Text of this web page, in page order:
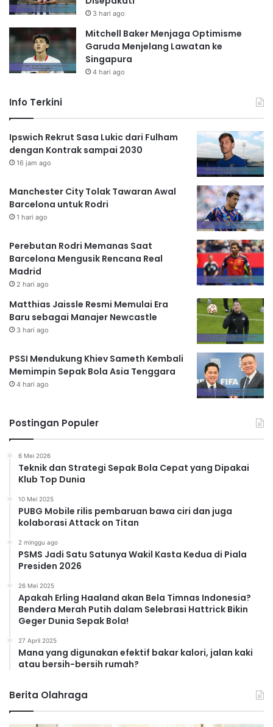
3 hari ago
Mitchell Baker Menjaga Optimisme
Garuda Menjelang Lawatan ke
Singapura
4 hari ago
Info Terkini
Ipswich Rekrut Sasa Lukic dari Fulham
dengan Kontrak sampai 2030
16 jam ago
Manchester City Tolak Tawaran Awal
Barcelona untuk Rodri
1 hari ago
Perebutan Rodri Memanas Saat
Barcelona Mengusik Rencana Real
Madrid
2 hari ago
Matthias Jaissle Resmi Memulai Era
Baru sebagai Manajer Newcastle
3 hari ago
PSSI Mendukung Khiev Sameth Kembali
Memimpin Sepak Bola Asia Tenggara
4 hari ago
Postingan Populer
6 Mei 2026
Teknik dan Strategi Sepak Bola Cepat yang Dipakai
Klub Top Dunia
10 Mei 2025
PUBG Mobile rilis pembaruan bawa ciri dan juga
kolaborasi Attack on Titan
2 minggu ago
PSMS Jadi Satu Satunya Wakil Kasta Kedua di Piala
Presiden 2026
26 Mei 2025
Apakah Erling Haaland akan Bela Timnas Indonesia?
Bendera Merah Putih dalam Selebrasi Hattrick Bikin
Geger Dunia Sepak Bola!
27 April 2025
Mana yang digunakan efektif bakar kalori, jalan kaki
atau bersih-bersih rumah?
Berita Olahraga